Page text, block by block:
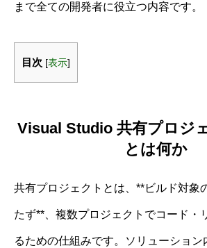
まで全ての開発者に役立つ内容です。
目次 [表示]
Visual Studio 共有プロジ
とは何か
共有プロジェクトとは、**ビルド対象
たず**、複数プロジェクトでコード・
るための仕組みです。ソリューション